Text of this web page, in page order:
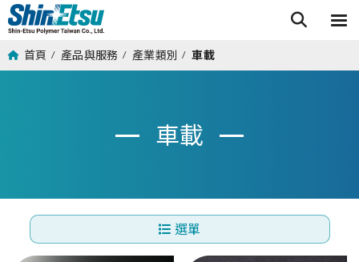
首頁 / 產品與服務 / 產業類別 / 車載
車載
選單